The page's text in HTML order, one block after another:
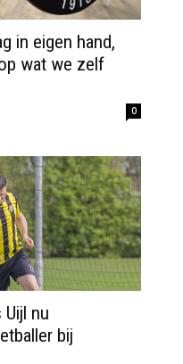
in eigen hand,
wat we zelf
0
Uijl nu
bij